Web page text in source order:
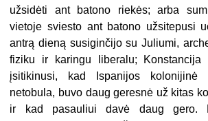
užsidėti ant batono riekės; arba
vietoje sviesto ant batono užsitepusi
antrą dieną susiginčijo su Juliumi,
fiziku ir karingu liberalu; Konstancija
įsitikinusi, kad Ispanijos
netobula, buvo daug geresnė už kitas
ir kad pasauliui davė daug gero.